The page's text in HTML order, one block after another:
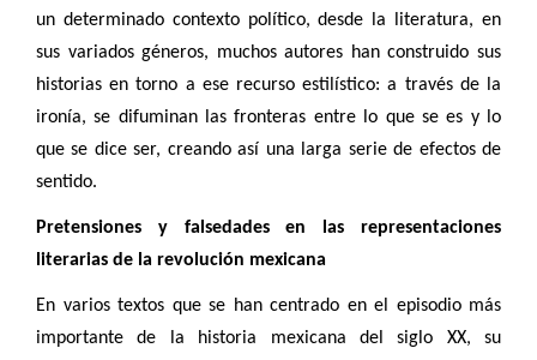
un determinado contexto político, desde la literatura, en
sus variados géneros, muchos autores han construido sus
historias en torno a ese recurso estilístico: a través de la
ironía, se difuminan las fronteras entre lo que se es y lo
que se dice ser, creando así una larga serie de efectos de
sentido.
Pretensiones y falsedades en las representaciones
literarias de la revolución mexicana
En varios textos que se han centrado en el episodio más
importante de la historia mexicana del siglo XX, su